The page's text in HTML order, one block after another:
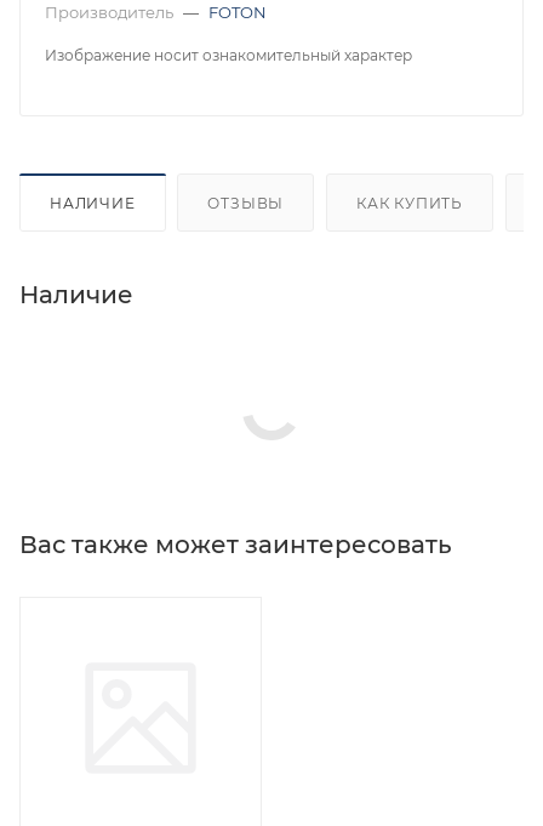
Производитель — FOTON
Изображение носит ознакомительный характер
НАЛИЧИЕ ОТЗЫВЫ КАК КУПИТЬ
Наличие
Вас также может заинтересовать